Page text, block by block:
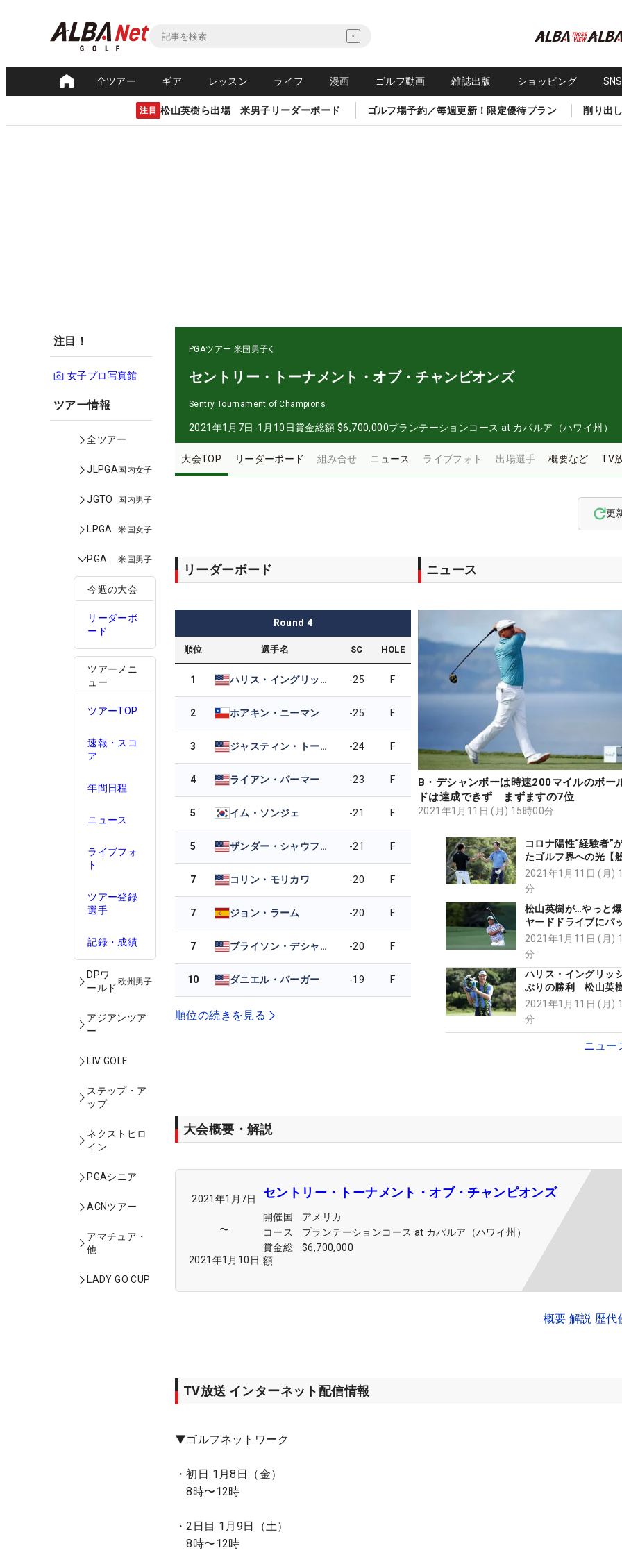
全ツアー ギア レッスン ライフ 漫画 ゴルフ動画 雑誌出版 ショッピング
注目 松山英樹ら出場 米男子リーダーボード ゴルフ場予約／毎週更新！限定優待プラン 削り出
注目！
女子プロ写真館
ツアー情報
全ツアー
JLPGA国内女子
JGTO 国内男子
LPGA 米国女子
PGA 米国男子
今週の大会
リーダーボ
ード
ツアーメニ
ュー
ツアーTOP
速報・スコ
ア
年間日程
ニュース
ライブフォ
ト
ツアー登録
選手
記録・成績
DPワ
ールド
欧州男子
アジアンツア
ー
LIV GOLF
ステップ・ア
ップ
ネクストヒロ
イン
PGAシニア
ACNツアー
アマチュア・
他
LADY GO CUP
PGAツアー 米国男子
セントリー・トーナメント・オブ・チャンピオンズ
Sentry Tournament of Champions
2021年1月7日-1月10日賞金総額 $6,700,000プランテーションコース at カパルア（ハワイ州）
大会TOP リーダーボード 組み合せ ニュース ライブフォト 出場選手 概要など TV
更
リーダーボード
Round 4
順位 選手名 SC HOLE
1 ハリス・イングリッシュ -25 F
2 ホアキン・ニーマン -25 F
3 ジャスティン・トーマス -24 F
4 ライアン・パーマー -23 F
5 イム・ソンジェ -21 F
5 ザンダー・シャウフェレ -21 F
7 コリン・モリカワ -20 F
7 ジョン・ラーム -20 F
7 ブライソン・デシャンボー -20 F
10 ダニエル・バーガー -19 F
順位の続きを見る
ニュース
B・デシャンボーは時速200マイルのボー
ドは達成できず まずますの7位
2021年1月11日 (月) 15時00分
コロナ陽性“経験者”
たゴルフ界への光【
コラム】
2021年1月11日 (月)
分
松山英樹が…やっと
ヤードドライブにパ
も「スコアは普通」
2021年1月11日 (月)
分
ハリス・イングリッ
ぶりの勝利 松山英
「68」も最下位脱出
2021年1月11日 (月)
分
ニュー
大会概要・解説
2021年1月7日
〜
2021年1月10日
セントリー・トーナメント・オブ・チャンピオンズ
開催国
アメリカ
コース
プランテーションコース at カパルア（ハワイ州）
賞金総
額
$6,700,000
概要 解説 歴代
TV放送 インターネット配信情報
▼ゴルフネットワーク
・初日 1月8日（金）
8時〜12時
・2日目 1月9日（土）
8時〜12時